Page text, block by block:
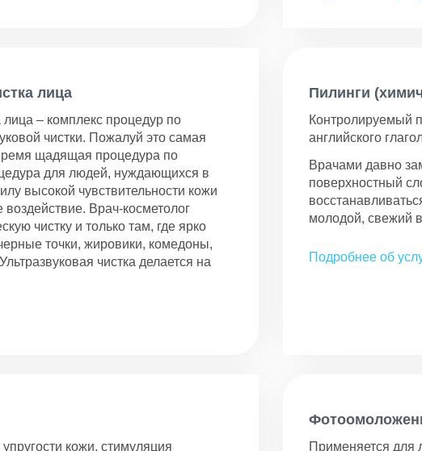
лица
– комплекс процедур по
чистки. Пожалуй это самая
щадящая процедура по
для людей, нуждающихся в
высокой чувствительности кожи
Врач-косметолог
чистку и только там, где ярко
точки, жировики, комедоны,
чистка делается на
Пилинги
Контролируемый
английского
Врачами давно
поверхностный
молодой, свежий
Подробнее об
кожи, стимуляция
Применяется для